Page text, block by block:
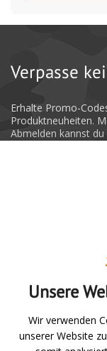
Verpasse
Erhalte Promo-
Produktneuheiten.
Abmelden kannst
Angeln
Unsere
Wir verwenden
unserer Website